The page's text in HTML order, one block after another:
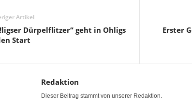
Artikel
Dürpelflitzer“ geht in Ohligs
Start
Erster
Redaktion
Dieser Beitrag stammt von unserer Redaktion.